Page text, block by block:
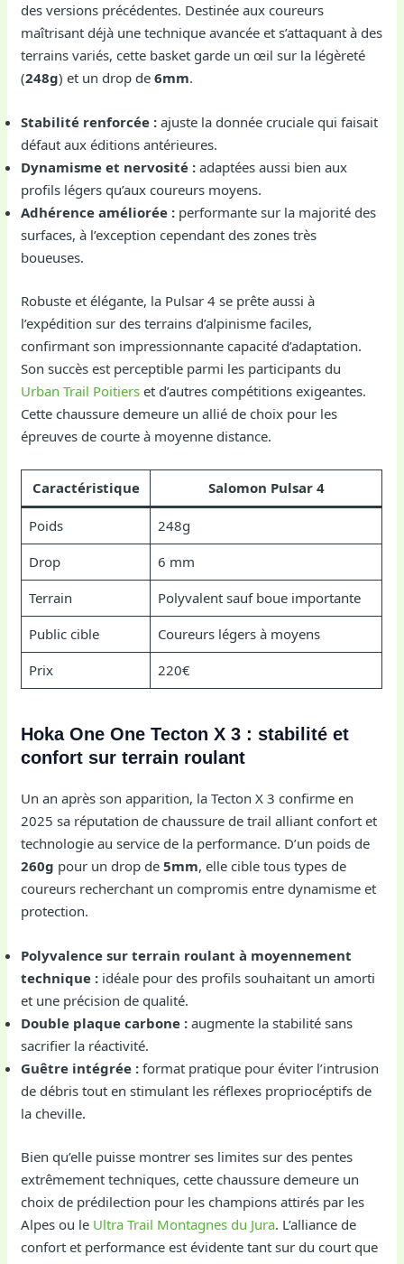
des versions précédentes. Destinée aux coureurs
maîtrisant déjà une technique avancée et s’attaquant à des
terrains variés, cette basket garde un œil sur la légèreté
(248g) et un drop de6mm.
Stabilité renforcée : ajuste la donnée cruciale qui faisait
défaut aux éditions antérieures.
Dynamisme et nervosité : adaptées aussi bien aux
profils légers qu’aux coureurs moyens.
Adhérence améliorée : performante sur la majorité des
surfaces, à l’exception cependant des zones très
boueuses.
Robuste et élégante, la Pulsar 4 se prête aussi à
l’expédition sur des terrains d’alpinisme faciles,
confirmant son impressionnante capacité d’adaptation.
Son succès est perceptible parmi les participants du
Urban Trail Poitiers et d’autres compétitions exigeantes.
Cette chaussure demeure un allié de choix pour les
épreuves de courte à moyenne distance.
Caractéristique Salomon Pulsar 4
Poids
248g
Drop
6 mm
Terrain
Polyvalent sauf boue importante
Public cible
Coureurs légers à moyens
Prix
220€
Hoka One One Tecton X 3 : stabilité et
confort sur terrain roulant
Un an après son apparition, la Tecton X 3 confirme en
2025 sa réputation de chaussure de trail alliant confort et
technologie au service de la performance. D’un poids de
260g pour un drop de5mm, elle cible tous types de
coureurs recherchant un compromis entre dynamisme et
protection.
Polyvalence sur terrain roulant à moyennement
technique : idéale pour des profils souhaitant un amorti
et une précision de qualité.
Double plaque carbone : augmente la stabilité sans
sacrifier la réactivité.
Guêtre intégrée : format pratique pour éviter l’intrusion
de débris tout en stimulant les réflexes propriocéptifs de
la cheville.
Bien qu’elle puisse montrer ses limites sur des pentes
extrêmement techniques, cette chaussure demeure un
choix de prédilection pour les champions attirés par les
Alpes ou le Ultra Trail Montagnes du Jura. L’alliance de
confort et performance est évidente tant sur du court que